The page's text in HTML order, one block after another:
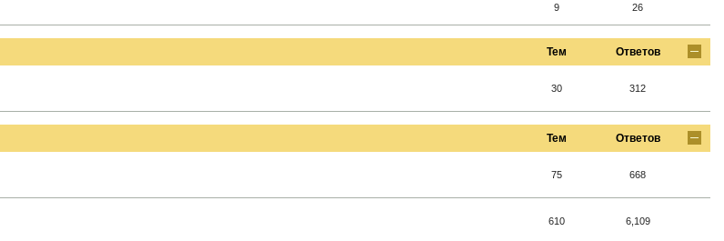
9 26
Тем Ответов
30 312
Тем Ответов
75 668
610 6,109